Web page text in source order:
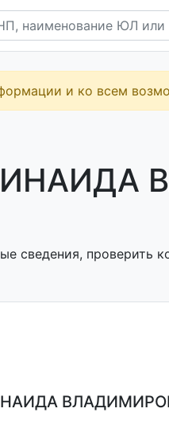
и ко всем
сведения, проверить